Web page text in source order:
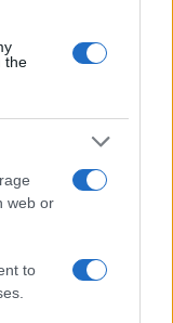
the
web or
to
Italiana della